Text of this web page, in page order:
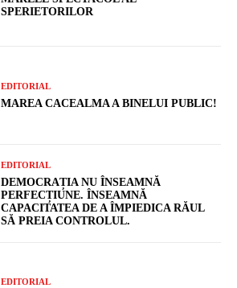
SPERIETORILOR
EDITORIAL
MAREA CACEALMA A BINELUI PUBLIC!
EDITORIAL
DEMOCRAȚIA NU ÎNSEAMNĂ
PERFECȚIUNE. ÎNSEAMNĂ
CAPACITATEA DE A ÎMPIEDICA RĂUL
SĂ PREIA CONTROLUL.
EDITORIAL